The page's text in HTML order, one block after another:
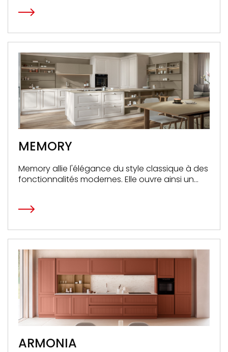
MEMORY
Memory allie l'élégance du style classique à des
fonctionnalités modernes. Elle ouvre ainsi un
ARMONIA